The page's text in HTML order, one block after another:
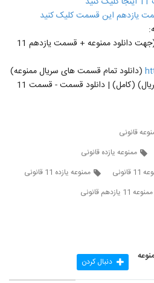
یازدهم این قسمت کلیک کنید
(جهت دانلود ممنوعه + قسمت یازدهم 11
(دانلود تمام قسمت های سریال ممنوعه)
(کامل) | دانلود قسمت - قسمت 11
ممنوعه یازده قانونی
قانونی
ممنوعه یازده 11 قانونی
ممنوعه 11 یازدهم قانونی
دنبال کردن